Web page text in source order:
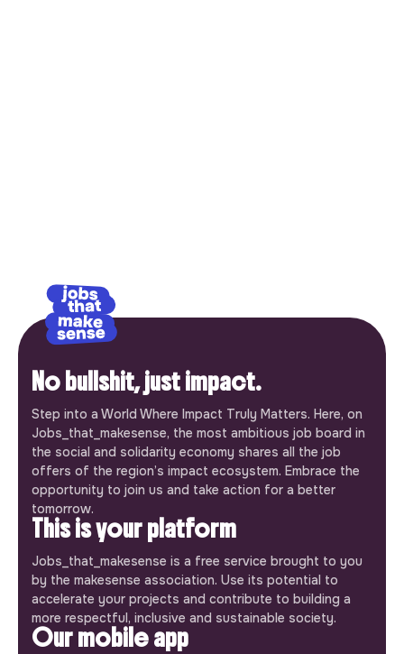
No bullshit, just impact.
Step into a World Where Impact Truly Matters. Here, on
Jobs_that_makesense, the most ambitious job board in
the social and solidarity economy shares all the job
offers of the region’s impact ecosystem. Embrace the
opportunity to join us and take action for a better
tomorrow.
This is your platform
Jobs_that_makesense is a free service brought to you
by the makesense association. Use its potential to
accelerate your projects and contribute to building a
more respectful, inclusive and sustainable society.
Our mobile app